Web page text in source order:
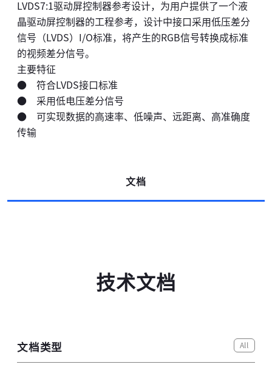
LVDS7:1驱动屏控制器参考设计，为用户提供了一个液
晶驱动屏控制器的工程参考，设计中接口采用低压差分
信号（LVDS）I/O标准，将产生的RGB信号转换成标准
的视频差分信号。
主要特征
● 符合LVDS接口标准
● 采用低电压差分信号
● 可实现数据的高速率、低噪声、远距离、高准确度
传输
文档
技术文档
文档类型 All